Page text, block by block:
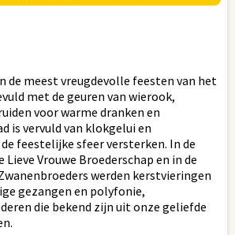
de meest vreugdevolle feesten van het
met de geuren van wierook,
voor warme dranken en
is vervuld van klokgelui en
feestelijke sfeer versterken. In de
Vrouwe Broederschap en in de
werden kerstvieringen
gezangen en polyfonie,
die bekend zijn uit onze geliefde